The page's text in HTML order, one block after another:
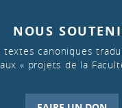
NOUS
canoniques
« projets de la